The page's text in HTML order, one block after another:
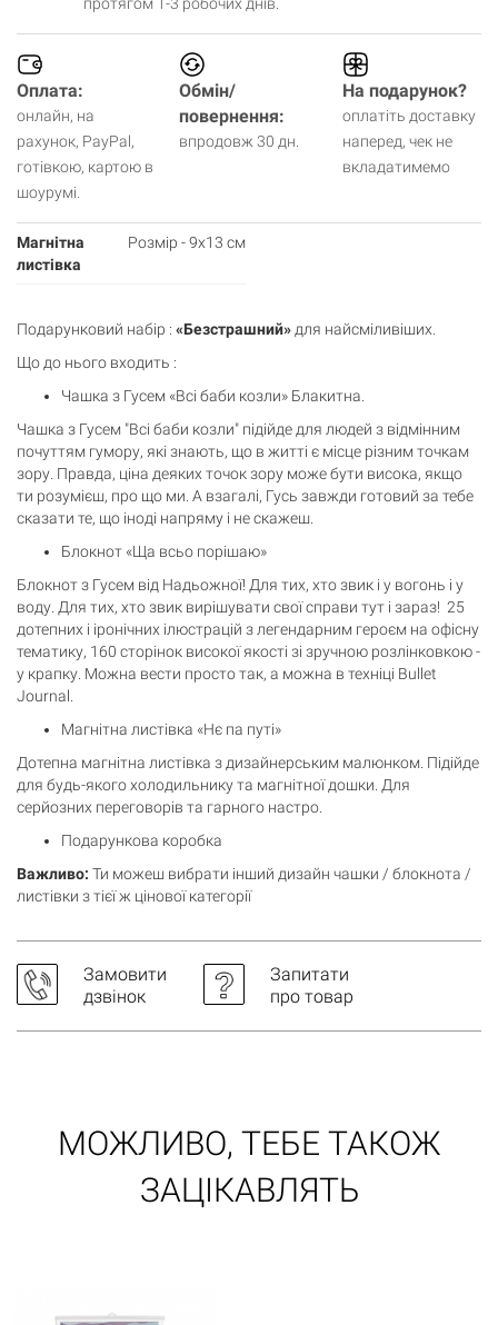
Оплата:
онлайн, на
рахунок, PayPal,
готівкою, картою в
шоурумі.
Обмін/
повернення:
впродовж 30 дн.
На подарунок?
оплатіть доставку
наперед, чек не
вкладатимемо
Магнітна
листівка
Розмір - 9х13 см
Подарунковий набір : «Безстрашний»для найсміливіших.
Що до нього входить :
Чашка з Гусем «Всі баби козли» Блакитна.
Чашка з Гусем "Всі баби козли" підійде для людей з відмінним
почуттям гумору, які знають, що в житті є місце різним точкам
зору. Правда, ціна деяких точок зору може бути висока, якщо
ти розумієш, про що ми. А взагалі, Гусь завжди готовий за тебе
сказати те, що іноді напряму і не скажеш.
Блокнот «Ща всьо порішаю»
Блокнот з Гусем від Надьожної! Для тих, хто звик і у вогонь і у
воду. Для тих, хто звик вирішувати свої справи тут і зараз! 25
дотепних і іронічних ілюстрацій з легендарним героєм на офісну
тематику, 160 сторінок високої якості зі зручною розлінковкою -
у крапку. Можна вести просто так, а можна в техніці Bullet
Journal.
Магнітна листівка «Нє па путі»
Дотепна магнітна листівка з дизайнерським малюнком. Підійде
для будь-якого холодильнику та магнітної дошки. Для
серйозних переговорів та гарного настро.
Подарункова коробка
Важливо: Ти можеш вибрати інший дизайн чашки / блокнота /
листівки з тієї ж цінової категорії
Замовити
дзвінок
Запитати
про товар
МОЖЛИВО, ТЕБЕ ТАКОЖ
ЗАЦІКАВЛЯТЬ
Кошик
Кошик порожній